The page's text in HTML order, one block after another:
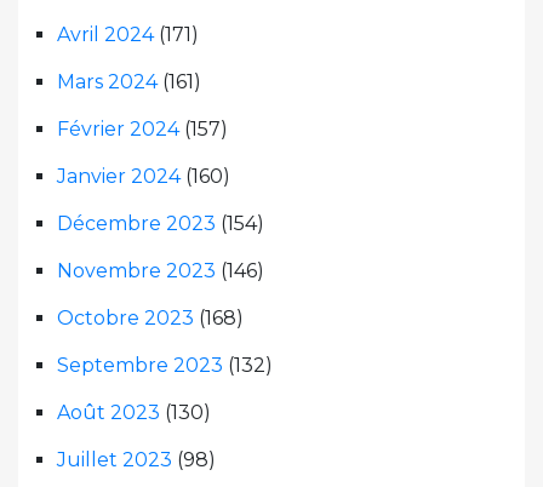
Avril 2024(171)
Mars 2024(161)
Février 2024(157)
Janvier 2024(160)
Décembre 2023 (154)
Novembre 2023 (146)
Octobre 2023 (168)
Septembre 2023 (132)
Août 2023 (130)
Juillet 2023 (98)